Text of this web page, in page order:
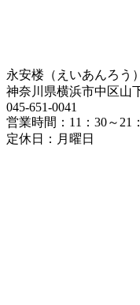
永安楼（えいあんろう）
神奈川県横浜市中区山
045-651-0041
営業時間：11：30～21
定休日：月曜日